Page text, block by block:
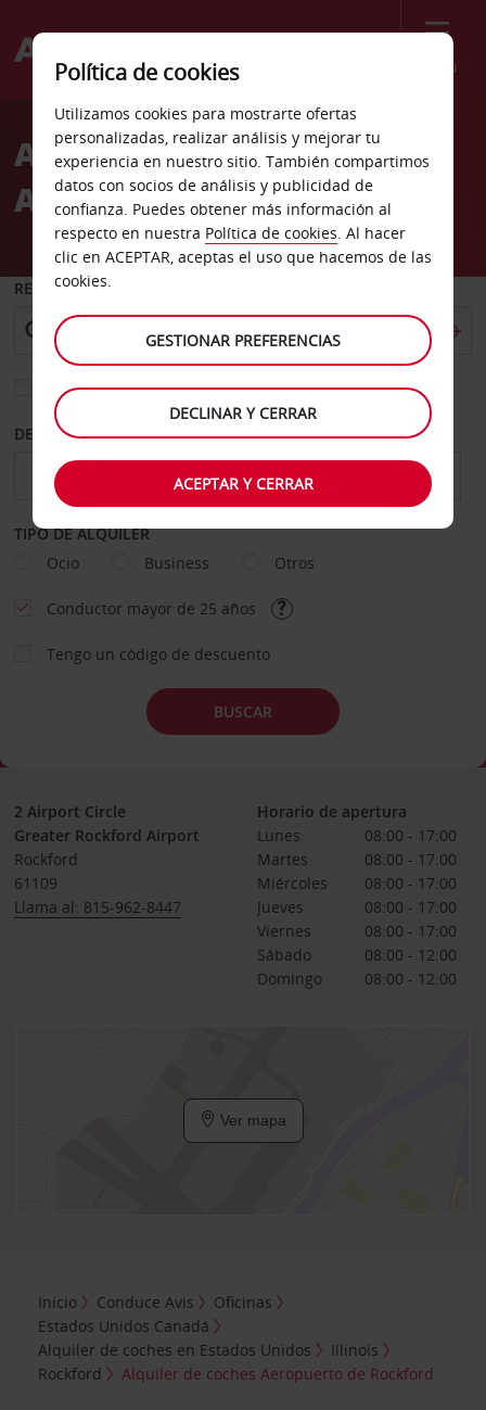
Menú
Welcome
AvisAlquiler de coches
Aeropuerto de Rockford
RECOGER EN
Elegir otra oficina de devolución
DESDE HASTA
TIPO DE ALQUILER
Ocio
Business Otros
Conductor mayor de 25 años
Tengo un código de descuento
BUSCAR
2 Airport Circle
Greater Rockford Airport
Rockford
61109
Llama al: 815-962-8447
Horario de apertura
Lunes
08:00 - 17:00
Martes
08:00 - 17:00
Miércoles
08:00 - 17:00
Jueves
08:00 - 17:00
Viernes
08:00 - 17:00
Sábado
08:00 - 12:00
Domingo
08:00 - 12:00
Ver mapa
Inicio Conduce Avis
Oficinas
Estados Unidos Canadá
Alquiler de coches en Estados Unidos
Illinois
Rockford
Alquiler de coches Aeropuerto de Rockford
Política de cookies
Utilizamos cookies para mostrarte ofertas
personalizadas, realizar análisis y mejorar tu
experiencia en nuestro sitio. También compartimos
datos con socios de análisis y publicidad de
confianza. Puedes obtener más información al
respecto en nuestra Política de cookies. Al hacer
clic en ACEPTAR, aceptas el uso que hacemos de las
cookies.
GESTIONAR PREFERENCIAS
DECLINAR Y CERRAR
ACEPTAR Y CERRAR